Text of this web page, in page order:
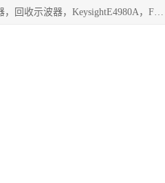
深圳中瑞仪科电子有限公司（zhongr1027.cn.b2b168.com）主要从事回收二手仪器，工厂仪器，回收示波器，KeysightE4980A，FLUKE754，MT8852B，IFR3920，Agilent N4010A，MT8852B等业务，全国统一热线：13570873835。深圳中瑞仪科电子有限公司整批或单出，专业评估高价回收工厂闲置仪器。